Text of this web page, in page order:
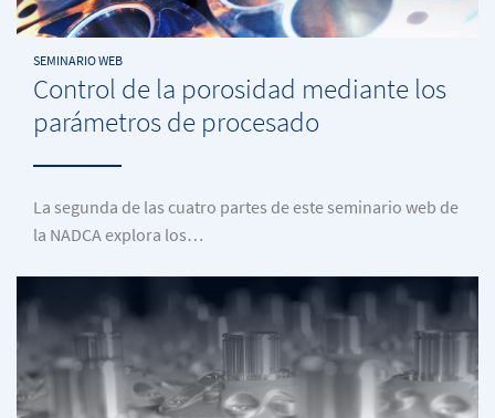
SEMINARIO WEB
Control de la porosidad mediante los
parámetros de procesado
La segunda de las cuatro partes de este seminario web de
la NADCA explora los…